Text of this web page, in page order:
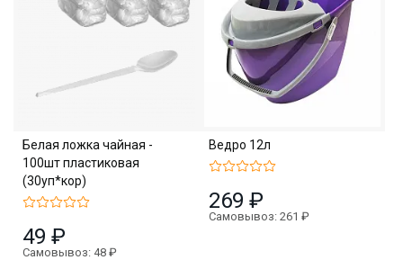
Белая ложка чайная -
100шт пластиковая
(30уп*кор)
49 ₽
Самовывоз: 48 ₽
Ведро 12л
269 ₽
Самовывоз: 261 ₽